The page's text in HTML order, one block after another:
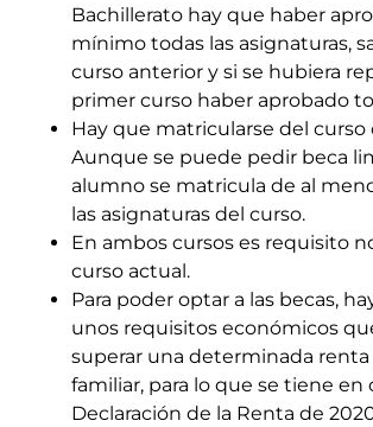
Bachillerato hay que haber
mínimo todas las asignaturas,
curso anterior y si se hubiera
primer curso haber aprobado
Hay que matricularse del
Aunque se puede pedir beca
alumno se matricula de al
las asignaturas del curso.
En ambos cursos es requisito
curso actual.
Para poder optar a las becas,
unos requisitos económicos
superar una determinada
familiar, para lo que se tiene en
Declaración de la Renta de